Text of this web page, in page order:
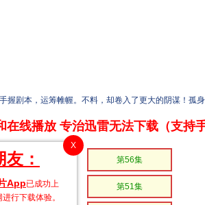
X
：
App已成功上
行下载体验。
剧本，运筹帷幄。不料，却卷入了更大的阴谋！孤
线播放 专治迅雷无法下载（支持
第57集 第56集
第52集 第51集